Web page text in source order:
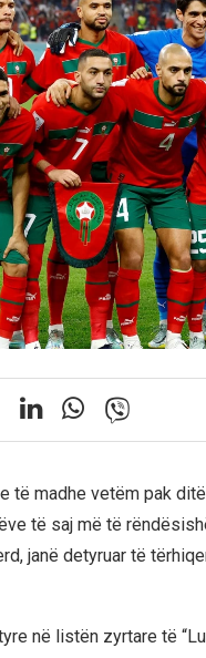
të madhe vetëm pak
të saj më të
janë detyruar të
në listën zyrtare të